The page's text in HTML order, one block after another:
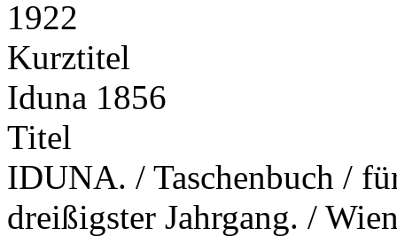
1922
Kurztitel
Iduna 1856
Titel
IDUNA. / Taschenbuch /
dreißigster Jahrgang. /